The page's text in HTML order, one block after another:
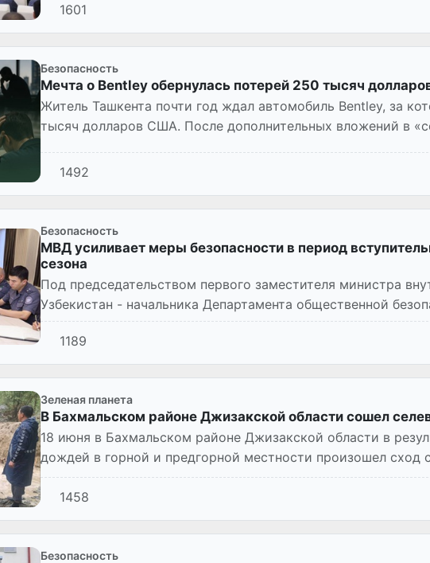
1601
Безопасность
Мечта о Bentley обернулась потерей 250 тысяч
Житель Ташкента почти год ждал автомобиль Bentley, за
тысяч долларов США. После дополнительных вложений в
1492
Безопасность
МВД усиливает меры безопасности в период
сезона
Под председательством первого заместителя министра
Узбекистан - начальника Департамента общественной
Рустама Джураева, состоя...
1189
Зеленая планета
В Бахмальском районе Джизакской области сошел
18 июня в Бахмальском районе Джизакской области в
дождей в горной и предгорной местности произошел сход
1458
Безопасность